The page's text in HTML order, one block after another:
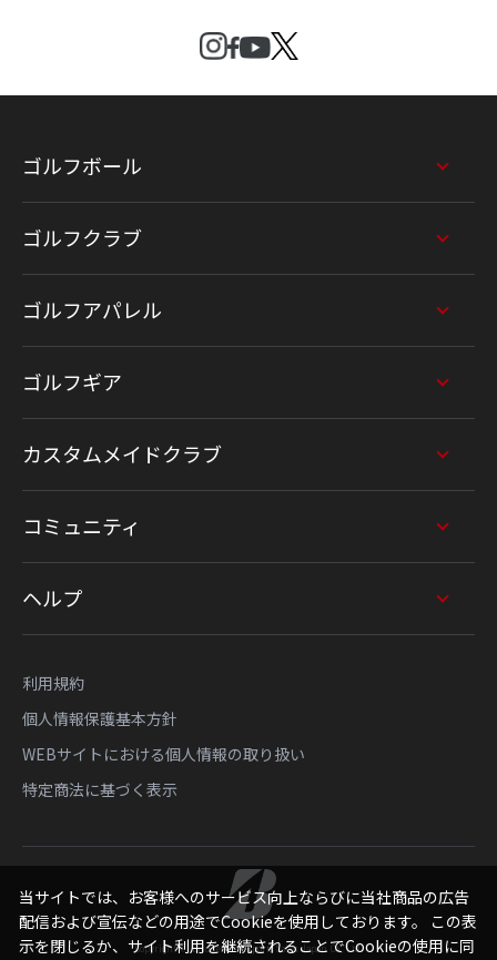
ゴルフボール
ゴルフクラブ
ゴルフアパレル
ゴルフギア
カスタムメイドクラブ
コミュニティ
ヘルプ
利用規約
個人情報保護基本方針
WEBサイトにおける個人情報の取り扱い
特定商法に基づく表示
Copyright © Bridgestone Sports Sales Japan Co., Ltd.
当サイトでは、お客様へのサービス向上ならびに当社商品の広告
配信および宣伝などの用途でCookieを使用しております。 この表
示を閉じるか、サイト利用を継続されることでCookieの使用に同